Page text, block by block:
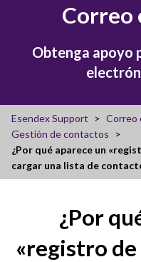
Correo
Obtenga apoyo
Esendex Support
Correo
Gestión de contactos
¿Por qué aparece un
cargar una lista de
¿Por
«registro